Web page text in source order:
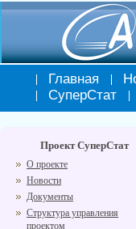
Главная
СуперСтат
Проект СуперСтат
О проекте
Новости
Документы
Структура управления
проектом